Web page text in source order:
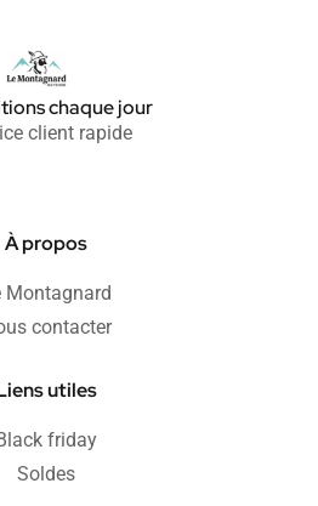
chaque jour
client rapide
À propos
Montagnard
contacter
utiles
friday
Soldes